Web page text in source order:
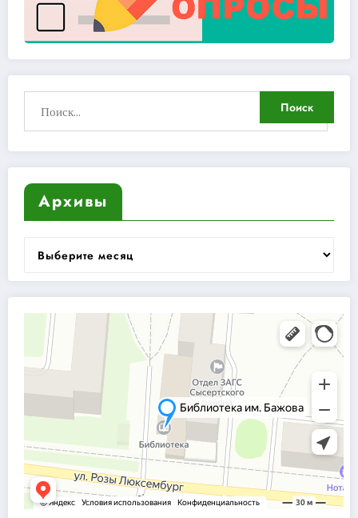
Архивы
Архивы